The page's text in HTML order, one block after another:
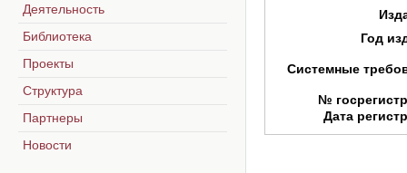
Год
Системные
№
Дата
Деятельность
Библиотека
Проекты
Структура
Партнеры
Новости